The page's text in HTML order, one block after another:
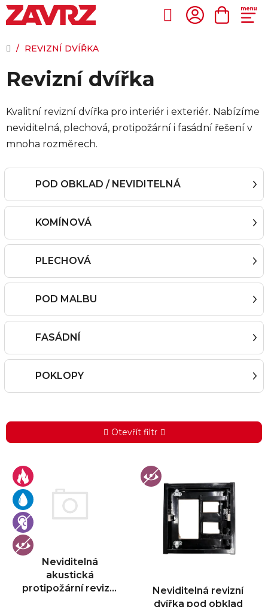
Přejít
na
Hledat
DOMŮ
/ REVIZNÍ DVÍŘKA
Revizní dvířka
Kvalitní revizní dvířka pro interiér i exteriér. Nabízíme
neviditelná, plechová, protipožární i fasádní řešení v
mnoha rozměrech.
POD OBKLAD / NEVIDITELNÁ
KOMÍNOVÁ
PLECHOVÁ
POD MALBU
FASÁDNÍ
POKLOPY
Otevřít filtr
ý
p
s
p
Neviditelná
akustická
protipožární revizní
Neviditelná revizní
dvířka pod obklad